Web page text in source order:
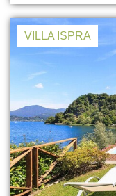
VILLA ISPRA